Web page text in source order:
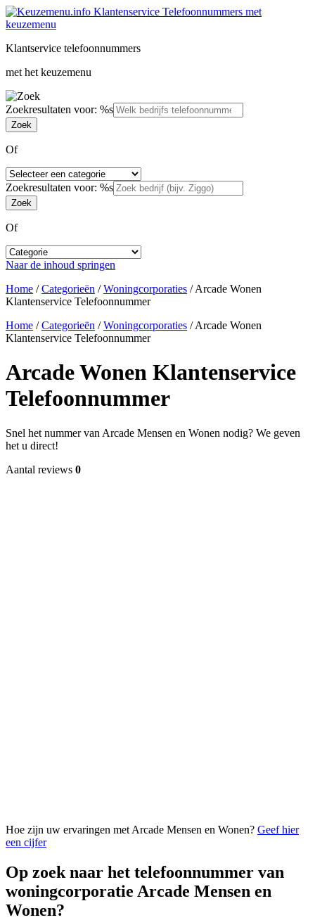
Klantservice telefoonnummers
met het keuzemenu
Zoekresultaten voor: %s
Of
Zoekresultaten voor: %s
Of
Naar de inhoud springen
Home /Categorieën /Woningcorporaties /Arcade Wonen
Klantenservice Telefoonnummer
Home /Categorieën /Woningcorporaties /Arcade Wonen
Klantenservice Telefoonnummer
Arcade Wonen Klantenservice
Telefoonnummer
Snel het nummer van Arcade Mensen en Wonen nodig? We geven
het u direct!
Aantal reviews 0
Hoe zijn uw ervaringen met Arcade Mensen en Wonen? Geef hier
een cijfer
Op zoek naar het telefoonnummer van
woningcorporatie Arcade Mensen en
Wonen?